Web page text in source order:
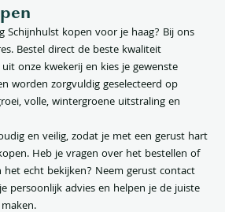
Schijnhulst kopen voor je haag? Bij ons
Bestel direct de beste kwaliteit
onze kwekerij en kies je gewenste
worden zorgvuldig geselecteerd op
volle, wintergroene uitstraling en
en veilig, zodat je met een gerust hart
Heb je vragen over het bestellen of
echt bekijken? Neem gerust contact
persoonlijk advies en helpen je de juiste